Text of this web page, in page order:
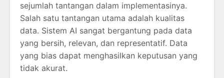
sejumlah tantangan dalam implementasinya.
Salah satu tantangan utama adalah kualitas
data. Sistem AI sangat bergantung pada data
yang bersih, relevan, dan representatif. Data
yang bias dapat menghasilkan keputusan yang
tidak akurat.